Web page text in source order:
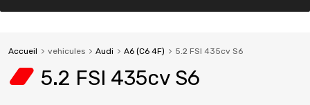
Accueil vehicules Audi A6 (C6 4F) 5.2 FSI 435cv S6
5.2 FSI 435cv S6